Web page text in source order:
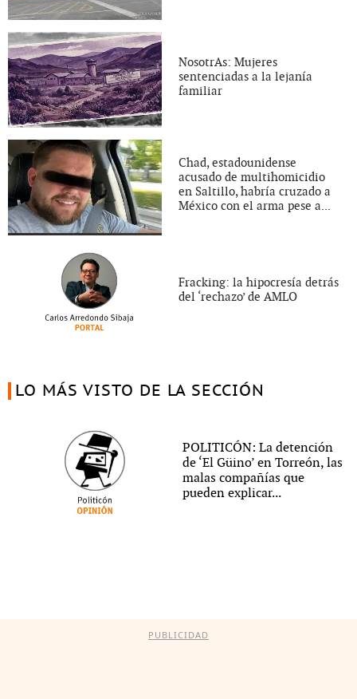
NosotrAs: Mujeres
sentenciadas a la lejanía
familiar
Chad, estadounidense
acusado de multihomicidio
en Saltillo, habría cruzado a
México con el arma pese a...
Fracking: la hipocresía detrás
del ‘rechazo’ de AMLO
LO MÁS VISTO DE LA SECCIÓN
POLITICÓN: La detención
de ‘El Güino’ en Torreón, las
malas compañías que
pueden explicar...
PUBLICIDAD